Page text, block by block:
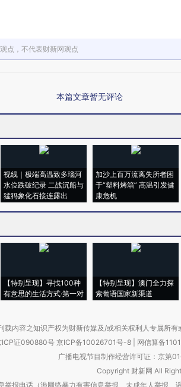
点，不代表财新网观点
本篇文章暂无评论
视线｜极端高温致多瑙河
水位跌破纪录 二战沉船与
猛犸象化石接连露出
加沙上百万流离失所者困
于“塑料烤箱” 高温引发健
康危机
【特别呈现】寻找100种
有意思的生活方式·第一对
【特别呈现】澳门全力探
索葡语国家新渠道
载内容之知识产权为财新传媒及/或相关权利人专属所
ICP证090880号 京ICP备10026701号-8 网信算备
广播电视节目制作经营许可证：京第
Copyright 财新网 All
举报电话（涉网络暴力有害信息举报、未成年人举